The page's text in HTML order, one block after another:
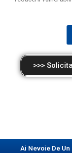
>>>
Ai Nevoie De